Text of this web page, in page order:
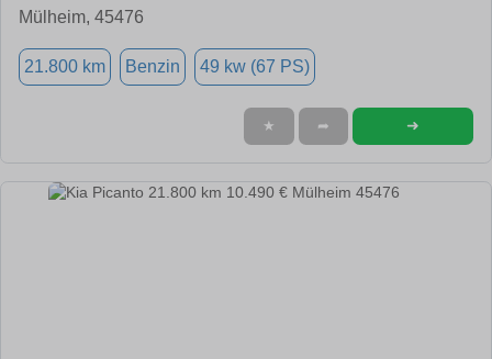
Mülheim, 45476
21.800 km Benzin 49 kw (67 PS)
★ ➦ ➜